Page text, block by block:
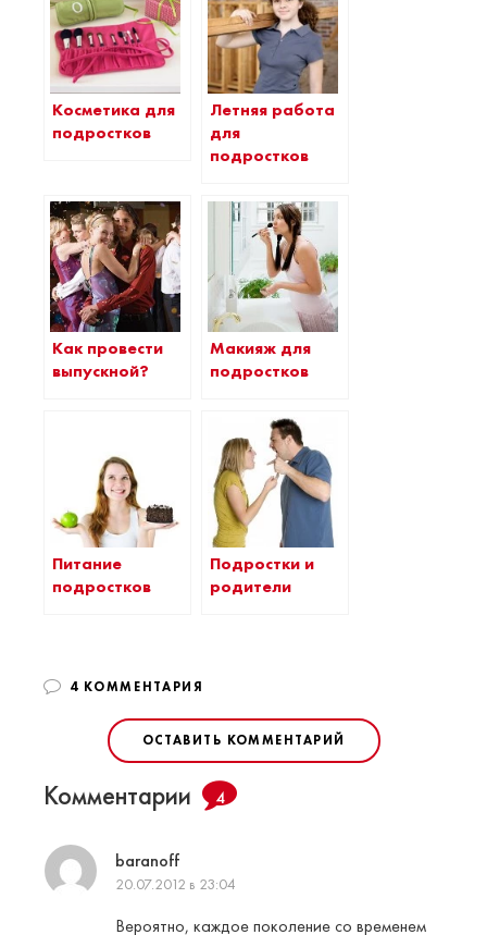
Косметика для
подростков
Летняя работа
для
подростков
Как провести
выпускной?
Макияж для
подростков
Питание
подростков
Подростки и
родители
4 КОММЕНТАРИЯ
ОСТАВИТЬ КОММЕНТАРИЙ
Комментарии 4
baranoff
20.07.2012 в 23:04
Вероятно, каждое поколение со временем